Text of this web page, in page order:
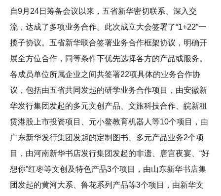
自9月24日筹备会议以来，五省新华密切联系、深入交
流，达成了多项业务合作。此次成立大会签署了“1+22”一
揽子协议。五省新华联合签署业务合作框架协议，明确开
展全方位合作，同等条件下优先选择各方的产品或服务。
各成员单位所属企业之间共签署22项具体的业务合作协
议，包括由五省共同发起的研学业务合作项目，由安徽新
华发行集团发起的多元文创产品、文旅科技合作、皖新租
赁港股上市投资项目、元小鳌教育机器人等10个项目，由
广东新华发行集团发起的定制图书、多元产品业务2个项
目，由河南新华书店发行集团发起的非遗、唐宫夜宴、“好
想你”红枣等文创及特色产品3个项目，由山东新华书店集
团发起的黄河大系、鲁花系列产品等3个项目，由新华文